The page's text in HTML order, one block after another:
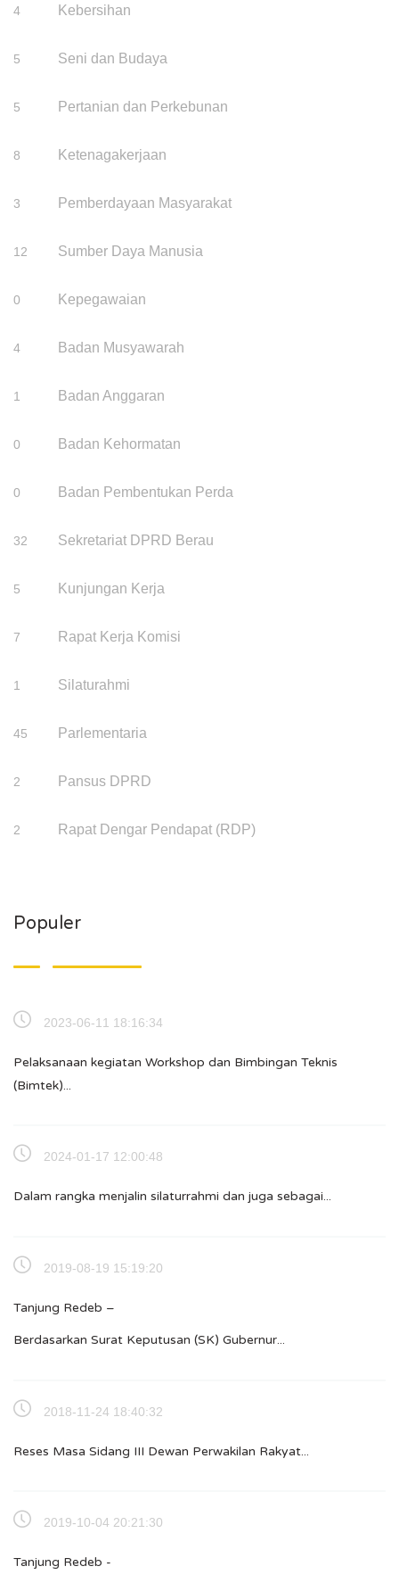
4 Kebersihan
5 Seni dan Budaya
5 Pertanian dan Perkebunan
8 Ketenagakerjaan
3 Pemberdayaan Masyarakat
12 Sumber Daya Manusia
0 Kepegawaian
4 Badan Musyawarah
1 Badan Anggaran
0 Badan Kehormatan
0 Badan Pembentukan Perda
32 Sekretariat DPRD Berau
5 Kunjungan Kerja
7 Rapat Kerja Komisi
1 Silaturahmi
45 Parlementaria
2 Pansus DPRD
2 Rapat Dengar Pendapat (RDP)
Populer
2023-06-11 18:16:34
Pelaksanaan kegiatan Workshop dan Bimbingan Teknis
(Bimtek)...
2024-01-17 12:00:48
Dalam rangka menjalin silaturrahmi dan juga sebagai...
2019-08-19 15:19:20
Tanjung Redeb –
Berdasarkan Surat Keputusan (SK) Gubernur...
2018-11-24 18:40:32
Reses Masa Sidang III Dewan Perwakilan Rakyat...
2019-10-04 20:21:30
Tanjung Redeb -